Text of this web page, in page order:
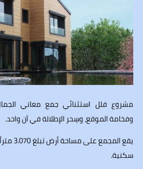
مشروع فلل استثنائي جمع معاني
وفخامة الموقع، وسِحر الإطلالة في آن واحد.
سكنية.